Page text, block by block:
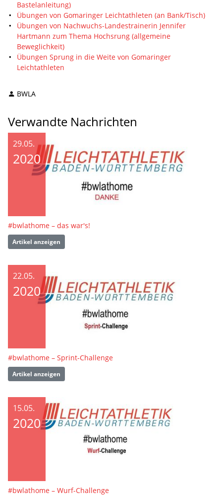
Bastelanleitung)
Übungen von Gomaringer Leichtathleten (an Bank/Tisch)
Übungen von Nachwuchs-Landestrainerin Jennifer
Hartmann zum Thema Hochsrung (allgemeine
Beweglichkeit)
Übungen Sprung in die Weite von Gomaringer
Leichtathleten
BWLA
Verwandte Nachrichten
29.05.
2020
#bwlathome – das war's!
Artikel anzeigen
22.05.
2020
#bwlathome – Sprint-Challenge
Artikel anzeigen
15.05.
2020
#bwlathome – Wurf-Challenge